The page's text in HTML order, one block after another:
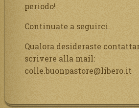
periodo!
Continuate a seguirci.
Qualora desideraste
scrivere alla mail:
colle.buonpastore@libero.it